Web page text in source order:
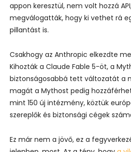
appon keresztül, nem volt hozzá
megválogatták, hogy ki vethet rá
pillantást is.
Csakhogy az Anthropic elkezdte
Kihozták a Claude Fable 5-öt, a
biztonságosabbá tett változatát a
magát a Mythost pedig
mint 150 új intézmény, köztük
szereplők és biztonsági cégek
Ez már nem a jövő, ez a